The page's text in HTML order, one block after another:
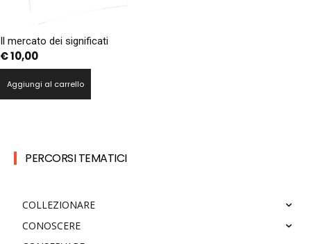
Il mercato dei significati
€10,00
Aggiungi al carrello
PERCORSI TEMATICI
COLLEZIONARE
CONOSCERE